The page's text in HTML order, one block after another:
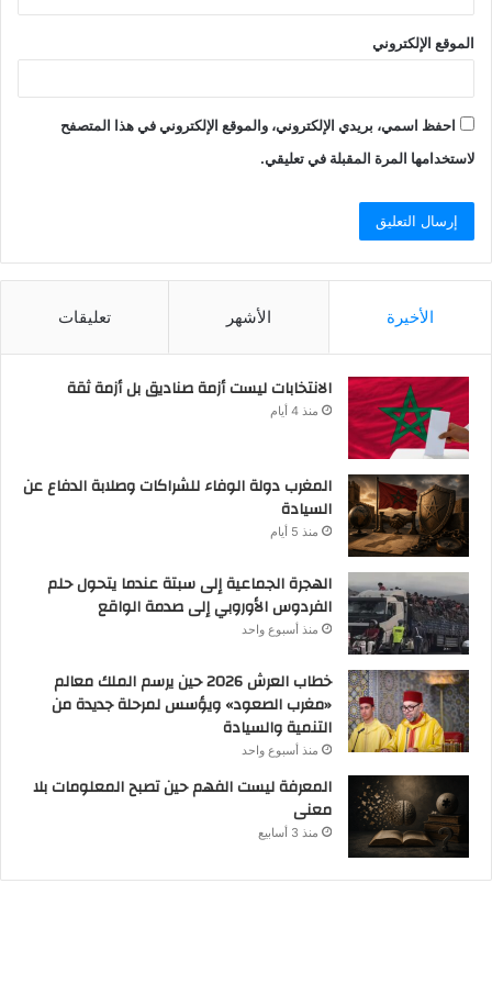
الموقع الإلكتروني
احفظ اسمي، بريدي الإلكتروني، والموقع الإلكتروني في هذا المتصفح
لاستخدامها المرة المقبلة في تعليقي.
الأخيرة الأشهر تعليقات
الانتخابات ليست أزمة صناديق بل أزمة ثقة
منذ 4 أيام
المغرب دولة الوفاء للشراكات وصلابة الدفاع عن
السيادة
منذ 5 أيام
الهجرة الجماعية إلى سبتة عندما يتحول حلم
الفردوس الأوروبي إلى صدمة الواقع
منذ أسبوع واحد
خطاب العرش 2026 حين يرسم الملك معالم
«مغرب الصعود» ويؤسس لمرحلة جديدة من
التنمية والسيادة
منذ أسبوع واحد
المعرفة ليست الفهم حين تصبح المعلومات بلا
معنى
منذ 3 أسابيع